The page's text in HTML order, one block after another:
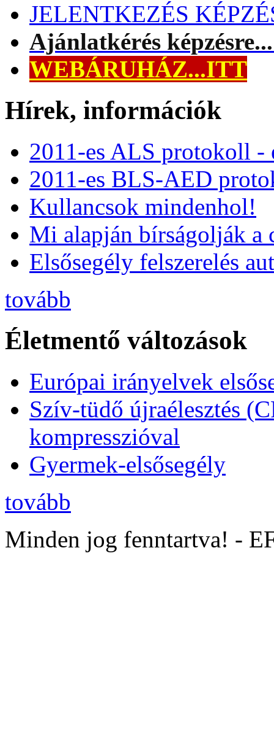
JELENTKEZÉS
Ajánlatkérés
WEBÁRUHÁZ...ITT
Hírek, információk
2011-es ALS protokoll -
2011-es BLS-AED
Kullancsok mindenhol!
Mi alapján bírságolják a
Elsősegély felszerelés
tovább
Életmentő változások
Európai irányelvek
Szív-tüdő újraélesztés
kompresszióval
Gyermek-elsősegély
tovább
Minden jog fenntartva! -